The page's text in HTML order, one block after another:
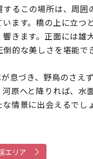
るこの場所は、周囲
ます。橋の上に立つ
きます。正面には雄
的な美しさを堪能で
息づき、野鳥のさえ
原へと降りれば、水
情景に出会えるでし
エリア